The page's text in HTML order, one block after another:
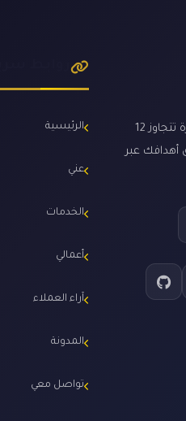
مطور ومصمم مواقع وتطبيقات محترف بخبرة تتجاوز 12
أهدافك عبر
الرئيسية
عني
الخدمات
أعمالي
آراء العملاء
المدونة
تواصل معي